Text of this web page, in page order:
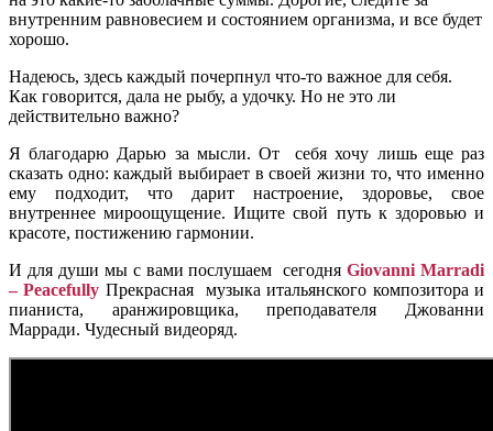
внутренним равновесием и состоянием организма, и все будет
хорошо.
Надеюсь, здесь каждый почерпнул что-то важное для себя.
Как говорится, дала не рыбу, а удочку. Но не это ли
действительно важно?
Я благодарю Дарью за мысли. От
себя хочу лишь еще раз
сказать одно: каждый выбирает в своей жизни то, что именно
ему подходит, что дарит настроение, здоровье, свое
внутреннее мироощущение. Ищите свой путь к здоровью и
красоте, постижению гармонии.
И для души мы с вами послушаем
сегодняGiovanni Marradi
– Peacefully Прекрасная
музыка итальянского композитора и
пианиста, аранжировщика, преподавателя Джованни
Марради. Чудесный видеоряд.